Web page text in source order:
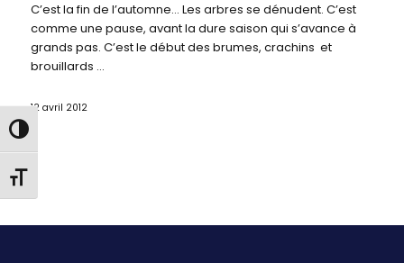
Passer en contraste élevé
Changer la taille de la police
C’est la fin de l’automne… Les arbres se dénudent. C’est
comme une pause, avant la dure saison qui s’avance à
grands pas. C’est le début des brumes, crachins et
brouillards …
12 avril 2012